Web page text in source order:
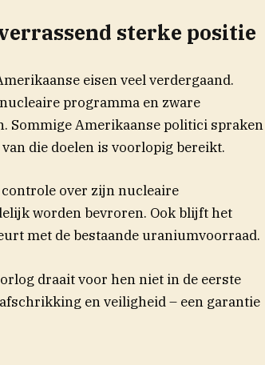
sterke positie
eisen veel verdergaand.
programma en zware
Sommige Amerikaanse politici spraken
die doelen is voorlopig bereikt.
over zijn nucleaire
worden bevroren. Ook blijft het
met de bestaande uraniumvoorraad.
draait voor hen niet in de eerste
en veiligheid – een garantie